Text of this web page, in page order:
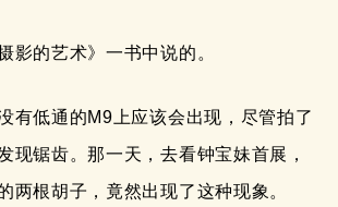
的艺术》一书中说的。
有低通的M9上应该会出现，尽管拍了
现锯齿。那一天，去看钟宝妹首展，
两根胡子，竟然出现了这种现象。